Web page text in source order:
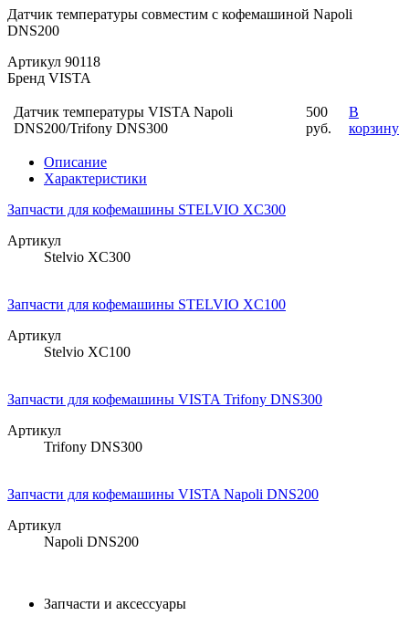
Датчик температуры совместим с кофемашиной Napoli
DNS200
Артикул 90118
Бренд VISTA
Датчик температуры VISTA Napoli
DNS200/Trifony DNS300
500
руб.
В
корзину
Описание
Характеристики
Запчасти для кофемашины STELVIO XC300
Артикул
Stelvio XC300
Запчасти для кофемашины STELVIO XC100
Артикул
Stelvio XC100
Запчасти для кофемашины VISTA Trifony DNS300
Артикул
Trifony DNS300
Запчасти для кофемашины VISTA Napoli DNS200
Артикул
Napoli DNS200
Запчасти и аксессуары